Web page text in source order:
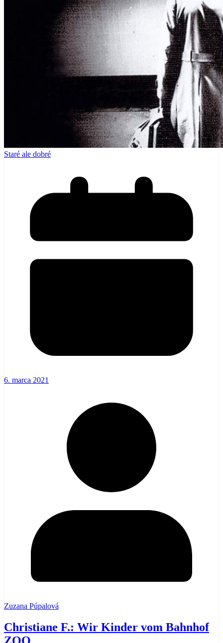
Staré ale dobré
6. marca 2021
Zuzana Púpalová
Christiane F.: Wir Kinder vom Bahnhof